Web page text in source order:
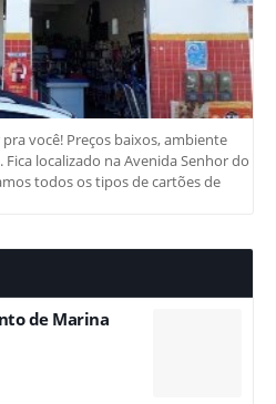
você! Preços baixos, ambiente
localizado na Avenida Senhor do
todos os tipos de cartões de
de Marina